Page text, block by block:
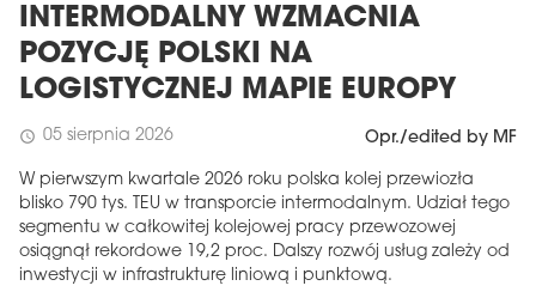
INTERMODALNY WZMACNIA
POZYCJĘ POLSKI NA
LOGISTYCZNEJ MAPIE EUROPY
schedule 05 sierpnia 2026 Opr./edited by MF
W pierwszym kwartale 2026 roku polska kolej przewiozła
blisko 790 tys. TEU w transporcie intermodalnym. Udział tego
segmentu w całkowitej kolejowej pracy przewozowej
osiągnął rekordowe 19,2 proc. Dalszy rozwój usług zależy od
inwestycji w infrastrukturę liniową i punktową.